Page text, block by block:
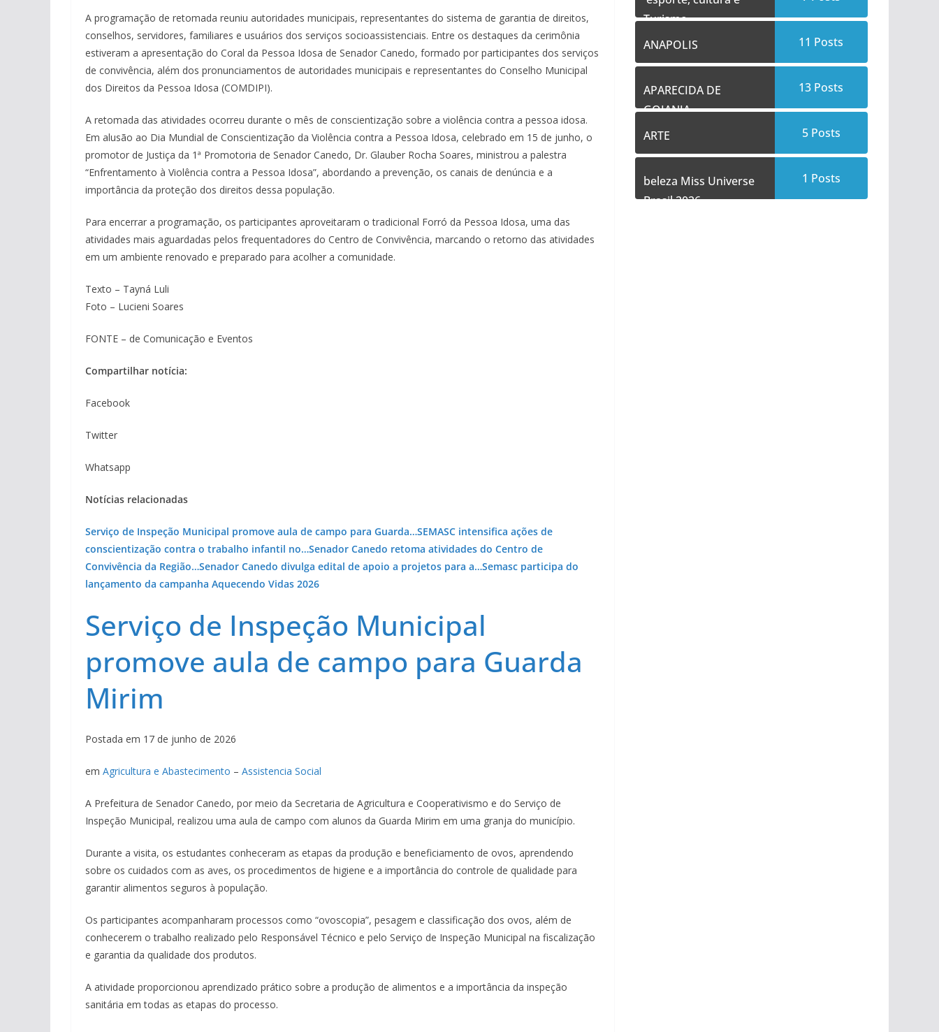
A programação de retomada reuniu autoridades municipais, representantes do sistema de garantia de direitos,
conselhos, servidores, familiares e usuários dos serviços socioassistenciais. Entre os destaques da cerimônia
estiveram a apresentação do Coral da Pessoa Idosa de Senador Canedo, formado por participantes dos serviços
de convivência, além dos pronunciamentos de autoridades municipais e representantes do Conselho Municipal
dos Direitos da Pessoa Idosa (COMDIPI).
A retomada das atividades ocorreu durante o mês de conscientização sobre a violência contra a pessoa idosa.
Em alusão ao Dia Mundial de Conscientização da Violência contra a Pessoa Idosa, celebrado em 15 de junho, o
promotor de Justiça da 1ª Promotoria de Senador Canedo, Dr. Glauber Rocha Soares, ministrou a palestra
“Enfrentamento à Violência contra a Pessoa Idosa”, abordando a prevenção, os canais de denúncia e a
importância da proteção dos direitos dessa população.
Para encerrar a programação, os participantes aproveitaram o tradicional Forró da Pessoa Idosa, uma das
atividades mais aguardadas pelos frequentadores do Centro de Convivência, marcando o retorno das atividades
em um ambiente renovado e preparado para acolher a comunidade.
Texto – Tayná Luli
Foto – Lucieni Soares
FONTE – de Comunicação e Eventos
Compartilhar notícia:
Facebook
Twitter
Whatsapp
Notícias relacionadas
Serviço de Inspeção Municipal promove aula de campo para Guarda…SEMASC intensifica ações de
conscientização contra o trabalho infantil no…Senador Canedo retoma atividades do Centro de
Convivência da Região…Senador Canedo divulga edital de apoio a projetos para a…Semasc participa do
lançamento da campanha Aquecendo Vidas 2026
Serviço de Inspeção Municipal
promove aula de campo para Guarda
Mirim
Postada em 17 de junho de 2026
em Agricultura e Abastecimento – Assistencia Social
A Prefeitura de Senador Canedo, por meio da Secretaria de Agricultura e Cooperativismo e do Serviço de
Inspeção Municipal, realizou uma aula de campo com alunos da Guarda Mirim em uma granja do município.
Durante a visita, os estudantes conheceram as etapas da produção e beneficiamento de ovos, aprendendo
sobre os cuidados com as aves, os procedimentos de higiene e a importância do controle de qualidade para
garantir alimentos seguros à população.
Os participantes acompanharam processos como “ovoscopia”, pesagem e classificação dos ovos, além de
conhecerem o trabalho realizado pelo Responsável Técnico e pelo Serviço de Inspeção Municipal na fiscalização
e garantia da qualidade dos produtos.
A atividade proporcionou aprendizado prático sobre a produção de alimentos e a importância da inspeção
sanitária em todas as etapas do processo.
Turismo
ANAPOLIS 11 Posts
APARECIDA DE
GOIANIA
13 Posts
ARTE 5 Posts
beleza Miss Universe
Brasil 2026
1 Posts